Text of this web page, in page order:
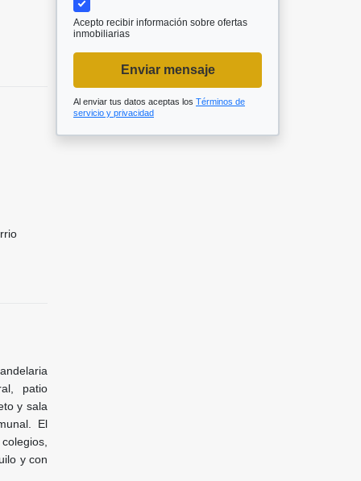
patio
y sala
El
y con
Acepto recibir información sobre ofertas
inmobiliarias
Enviar mensaje
Al enviar tus datos aceptas los Términos de
servicio y privacidad